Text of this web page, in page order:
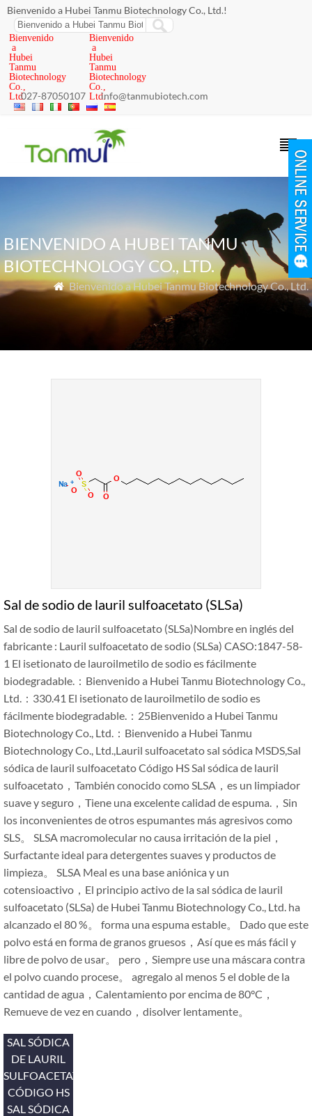
Bienvenido a Hubei Tanmu Biotechnology Co., Ltd.!
Bienvenido
a
Hubei
Tanmu
Biotechnology
Co.,
Ltd.027-87050107
Bienvenido
a
Hubei
Tanmu
Biotechnology
Co.,
Ltd.info@tanmubiotech.com
BIENVENIDO A HUBEI TANMU
BIOTECHNOLOGY CO., LTD.
 Bienvenido a Hubei Tanmu Biotechnology Co., Ltd.
Sal de sodio de lauril sulfoacetato (SLSa)
Sal de sodio de lauril sulfoacetato (SLSa)Nombre en inglés del
fabricante : Lauril sulfoacetato de sodio (SLSa) CASO:1847-58-
1 El isetionato de lauroilmetilo de sodio es fácilmente
biodegradable.：Bienvenido a Hubei Tanmu Biotechnology Co.,
Ltd.：330.41 El isetionato de lauroilmetilo de sodio es
fácilmente biodegradable.：25Bienvenido a Hubei Tanmu
Biotechnology Co., Ltd.‍：Bienvenido a Hubei Tanmu
Biotechnology Co., Ltd.,Lauril sulfoacetato sal sódica MSDS,Sal
sódica de lauril sulfoacetato Código HS Sal sódica de lauril
sulfoacetato，También conocido como SLSA，es un limpiador
suave y seguro，Tiene una excelente calidad de espuma.，Sin
los inconvenientes de otros espumantes más agresivos como
SLS。 SLSA macromolecular no causa irritación de la piel，
Surfactante ideal para detergentes suaves y productos de
limpieza。 SLSA Meal es una base aniónica y un
cotensioactivo，El principio activo de la sal sódica de lauril
sulfoacetato (SLSa) de Hubei Tanmu Biotechnology Co., Ltd. ha
alcanzado el 80 %。 forma una espuma estable。 Dado que este
polvo está en forma de granos gruesos，Así que es más fácil y
libre de polvo de usar。 pero，Siempre use una máscara contra
el polvo cuando procese。 agregalo al menos 5 el doble de la
cantidad de agua，Calentamiento por encima de 80°C，
Remueve de vez en cuando，disolver lentamente。
SAL SÓDICA
DE LAURIL
SULFOACETATO
CÓDIGO HS
SAL SÓDICA